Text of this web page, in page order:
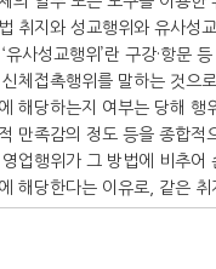
취지와 성교행위와 유사성
유사성교행위’란 구강·항문
신체접촉행위를 말하는 것으
해당하는지 여부는 당해 행
만족감의 정도 등을 종합적
업행위가 그 방법에 비추어
해당한다는 이유로, 같은 취